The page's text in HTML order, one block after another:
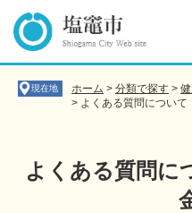
の
ー
現在地 ホーム > 分類で探す >
> よくある質問について
よくある質問に